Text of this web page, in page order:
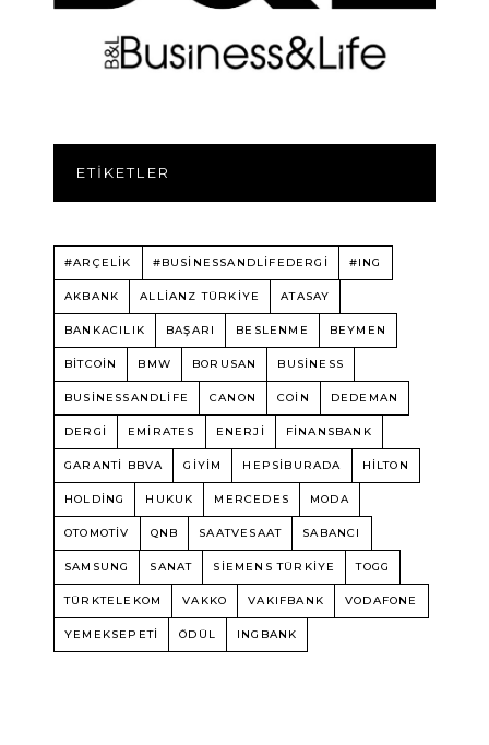
ETIKETLER
#ARÇELİK #BUSINESSANDLIFEDERGI #ING
AKBANK ALLIANZ TÜRKIYE ATASAY
BANKACILIK BAŞARI BESLENME BEYMEN
BITCOIN BMW BORUSAN BUSINESS
BUSINESSANDLIFE CANON COIN DEDEMAN
DERGI EMIRATES ENERJI FINANSBANK
GARANTI BBVA GIYIM HEPSIBURADA HILTON
HOLDING HUKUK MERCEDES MODA
OTOMOTIV QNB SAATVESAAT SABANCI
SAMSUNG SANAT SIEMENS TÜRKIYE TOGG
TÜRKTELEKOM VAKKO VAKIFBANK VODAFONE
YEMEKSEPETI ÖDÜL INGBANK